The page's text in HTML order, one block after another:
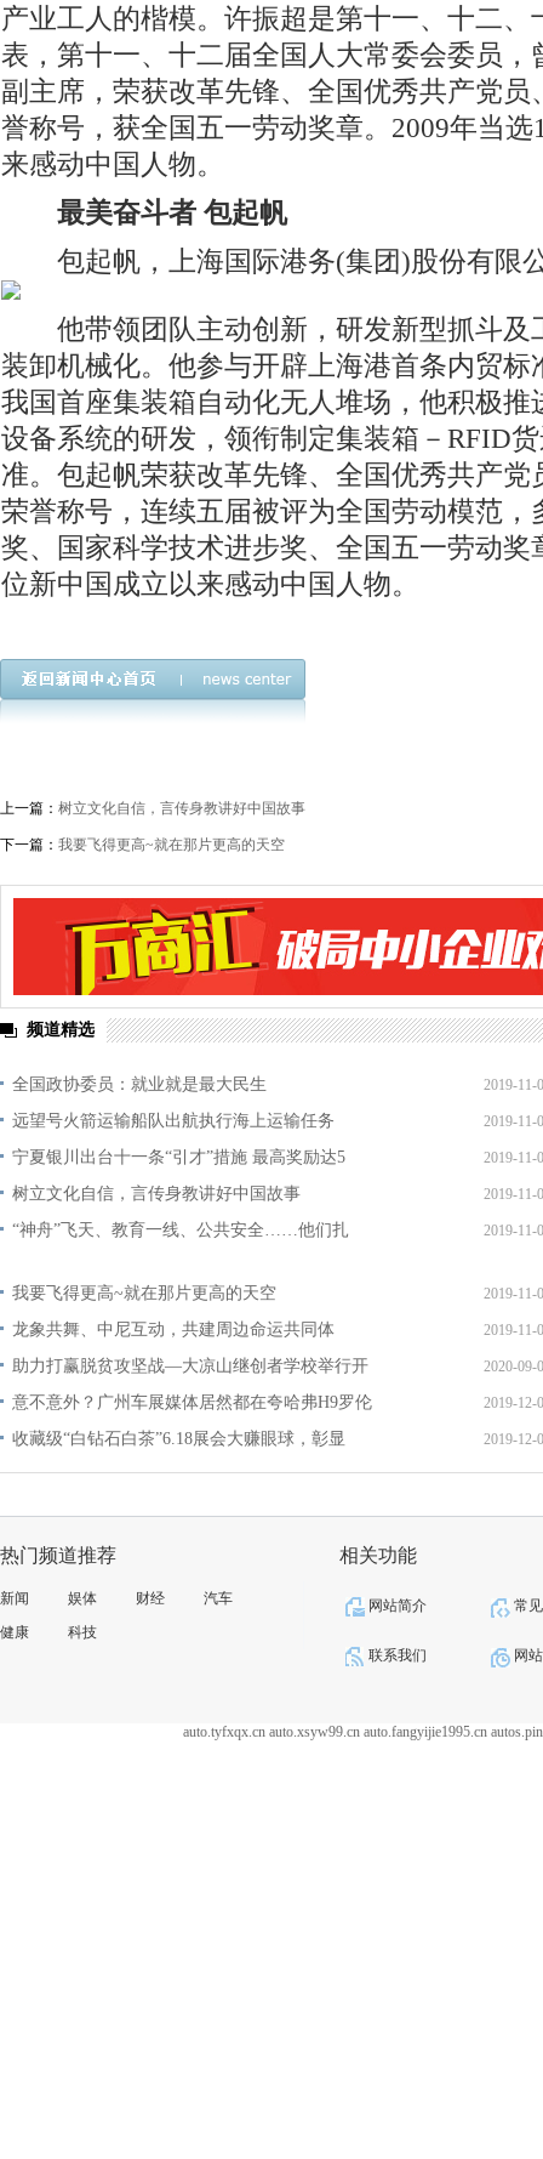
产业工人的楷模。许振超是第十一、十二、
表，第十一、十二届全国人大常委会委员，
副主席，荣获改革先锋、全国优秀共产党员
誉称号，获全国五一劳动奖章。2009年当
来感动中国人物。
最美奋斗者 包起帆
包起帆，上海国际港务(集团)股份有限
他带领团队主动创新，研发新型抓斗及
装卸机械化。他参与开辟上海港首条内贸标
我国首座集装箱自动化无人堆场，他积极推
设备系统的研发，领衔制定集装箱－RFID
准。包起帆荣获改革先锋、全国优秀共产党
荣誉称号，连续五届被评为全国劳动模范，
奖、国家科学技术进步奖、全国五一劳动奖
位新中国成立以来感动中国人物。
上一篇： 树立文化自信，言传身教讲好中国故事
下一篇： 我要飞得更高~就在那片更高的天空
频道精选
全国政协委员：就业就是最大民生 2019-11-
远望号火箭运输船队出航执行海上运输任务 2019-11-
宁夏银川出台十一条“引才”措施 最高奖励达5 2019-11-
树立文化自信，言传身教讲好中国故事 2019-11-
“神舟”飞天、教育一线、公共安全……他们扎 2019-11-
我要飞得更高~就在那片更高的天空 2019-11-
龙象共舞、中尼互动，共建周边命运共同体 2019-11-
助力打赢脱贫攻坚战—大凉山继创者学校举行开 2020-09-
意不意外？广州车展媒体居然都在夸哈弗H9罗伦 2019-12-
收藏级“白钻石白茶”6.18展会大赚眼球，彰显 2019-12-
热门频道推荐
新闻 娱体 财经
汽车
健康
科技
相关功能
网站简介 常
联系我们 网
auto.tyfxqx.cn auto.xsyw99.cn auto.fangyijie1995.cn